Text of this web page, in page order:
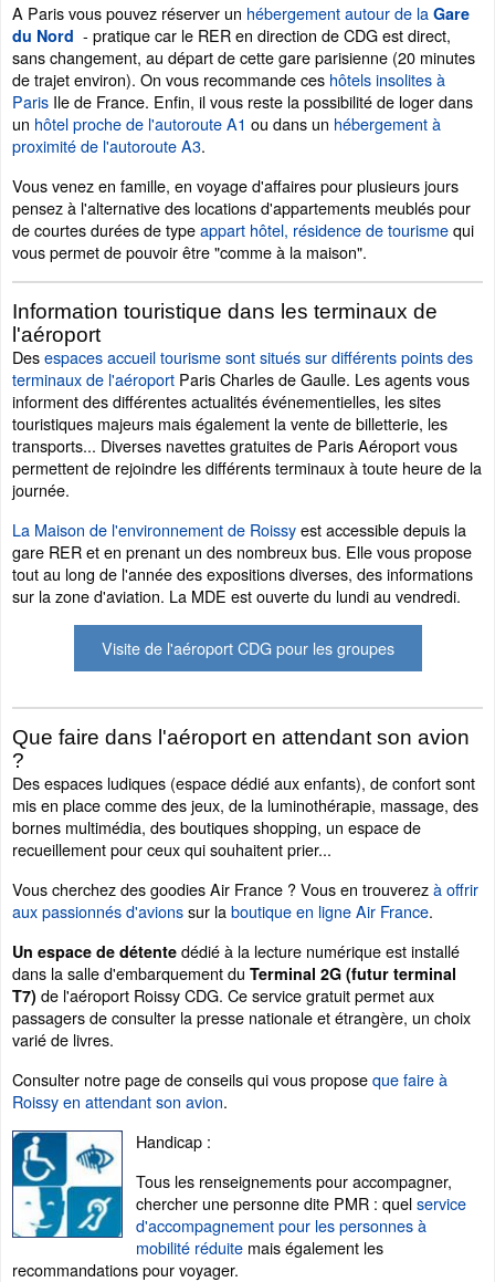
A Paris vous pouvez réserver un hébergement autour de la Gare
du Nord - pratique car le RER en direction de CDG est direct,
sans changement, au départ de cette gare parisienne (20 minutes
de trajet environ). On vous recommande ces hôtels insolites à
Paris Ile de France. Enfin, il vous reste la possibilité de loger dans
un hôtel proche de l'autoroute A1 ou dans un hébergement à
proximité de l'autoroute A3.
Vous venez en famille, en voyage d'affaires pour plusieurs jours
pensez à l'alternative des locations d'appartements meublés pour
de courtes durées de typeappart hôtel, résidence de tourismequi
vous permet de pouvoir être "comme à la maison".
Information touristique dans les terminaux de
l'aéroport
Desespaces accueil tourisme sont situés sur différents points des
terminaux de l'aéroport Paris Charles de Gaulle. Les agents vous
informent des différentes actualités événementielles, les sites
touristiques majeurs mais également la vente de billetterie, les
transports... Diverses navettes gratuites de Paris Aéroport vous
permettent de rejoindre les différents terminaux à toute heure de la
journée.
La Maison de l'environnement de Roissyest accessible depuis la
gare RER et en prenant un des nombreux bus. Elle vous propose
tout au long de l'année des expositions diverses, des informations
sur la zone d'aviation. La MDE est ouverte du lundi au vendredi.
Visite de l'aéroport CDG pour les groupes
Que faire dans l'aéroport en attendant son avion
?
Des espaces ludiques (espace dédié aux enfants), de confort sont
mis en place comme des jeux, de la luminothérapie, massage, des
bornes multimédia, des boutiques shopping, un espace de
recueillement pour ceux qui souhaitent prier...
Vous cherchez des goodies Air France ? Vous en trouverezà offrir
aux passionnés d'avionssur laboutique en ligne Air France.
Un espace de détente dédié à la lecture numérique est installé
dans la salle d'embarquement du Terminal 2G (futur terminal
T7) de l'aéroport Roissy CDG. Ce service gratuit permet aux
passagers de consulter la presse nationale et étrangère, un choix
varié de livres.
Consulter notre page de conseils qui vous proposeque faire à
Roissy en attendant son avion.
Handicap :
Tous les renseignements pour accompagner,
chercher une personne dite PMR : quelservice
d'accompagnement pour les personnes à
mobilité réduite mais également les
recommandations pour voyager.